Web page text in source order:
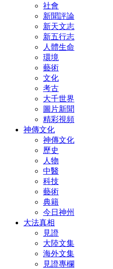
社會
新聞評論
新天文志
新五行志
人體生命
環境
藝術
文化
考古
大千世界
圖片新聞
精彩視頻
神傳文化
神傳文化
歷史
人物
中醫
科技
藝術
典籍
今日神州
大法真相
見證
大陸文集
海外文集
見證專欄